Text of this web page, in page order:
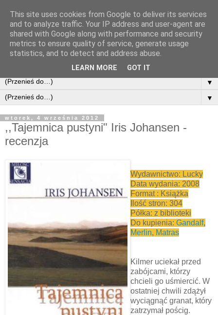
▼
▼
wtorek, 4 września 2012
,,Tajemnica pustyni" Iris Johansen -
recenzja
Wydawnictwo: Lucky
Data wydania: 2008
Format : Książka
Ilość stron: 304
Półka: z biblioteki
Do kupienia: Gandalf,
Merlin, Matras
Kilmer uciekał przed
zabójcami, którzy
chcieli go uśmiercić. W
ostatniej chwili zdążył
wyciągnąć granat, który
zatrzymał pościg.
This site uses cookies from Google to deliver its services
and to analyze traffic. Your IP address and user-agent are
shared with Google along with performance and security
metrics to ensure quality of service, generate usage
statistics, and to detect and address abuse.
LEARN MORE GOT IT